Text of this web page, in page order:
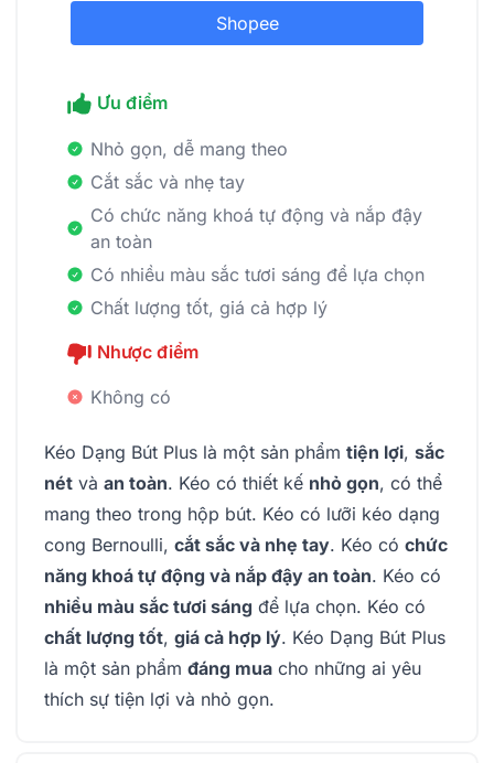
Shopee
Ưu điểm
Nhỏ gọn, dễ mang theo
Cắt sắc và nhẹ tay
Có chức năng khoá tự động và nắp đậy
an toàn
Có nhiều màu sắc tươi sáng để lựa chọn
Chất lượng tốt, giá cả hợp lý
Nhược điểm
Không có
Kéo Dạng Bút Plus là một sản phẩm tiện lợi, sắc
nét và an toàn. Kéo có thiết kế nhỏ gọn, có thể
mang theo trong hộp bút. Kéo có lưỡi kéo dạng
cong Bernoulli, cắt sắc và nhẹ tay. Kéo có chức
năng khoá tự động và nắp đậy an toàn. Kéo có
nhiều màu sắc tươi sáng để lựa chọn. Kéo có
chất lượng tốt, giá cả hợp lý. Kéo Dạng Bút Plus
là một sản phẩm đáng mua cho những ai yêu
thích sự tiện lợi và nhỏ gọn.